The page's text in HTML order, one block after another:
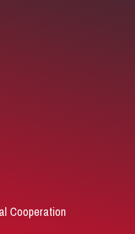
Cooperation